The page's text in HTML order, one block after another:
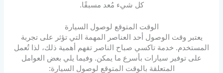
كل شيء مُعد مسبقًا.
الوقت المتوقع لوصول السيارة
يعتبر وقت الوصول أحد العناصر المهمة التي تؤثر على تجربة
المستخدم. خدمة تاكسي صباح الناصر تفهم أهمية ذلك، لذا تُعمل
على توفير سيارات بأسرع ما يمكن. وفيما يلي بعض العوامل
المتعلقة بالوقت المتوقع لوصول السيارة: